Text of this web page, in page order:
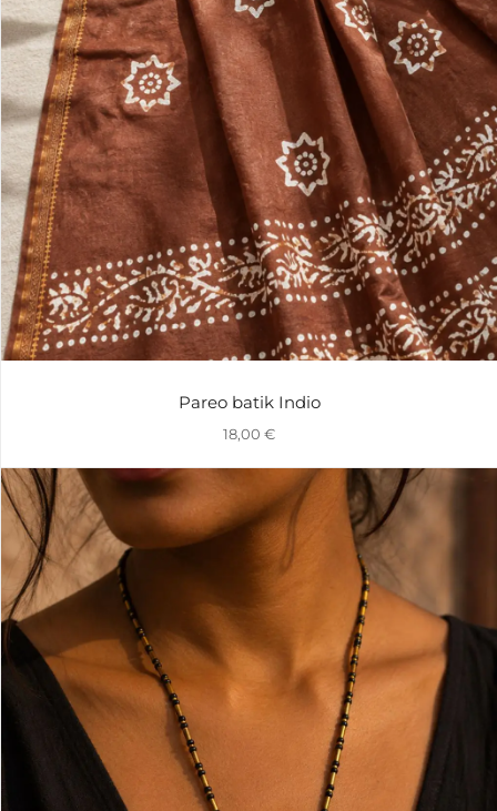
Pareo batik Indio
18,00 €